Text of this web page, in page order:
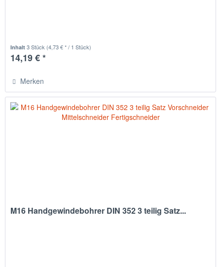
Inhalt3 Stück (4,73 € * / 1 Stück)
14,19 € *
Merken
M16 Handgewindebohrer DIN 352 3 teilig Satz...